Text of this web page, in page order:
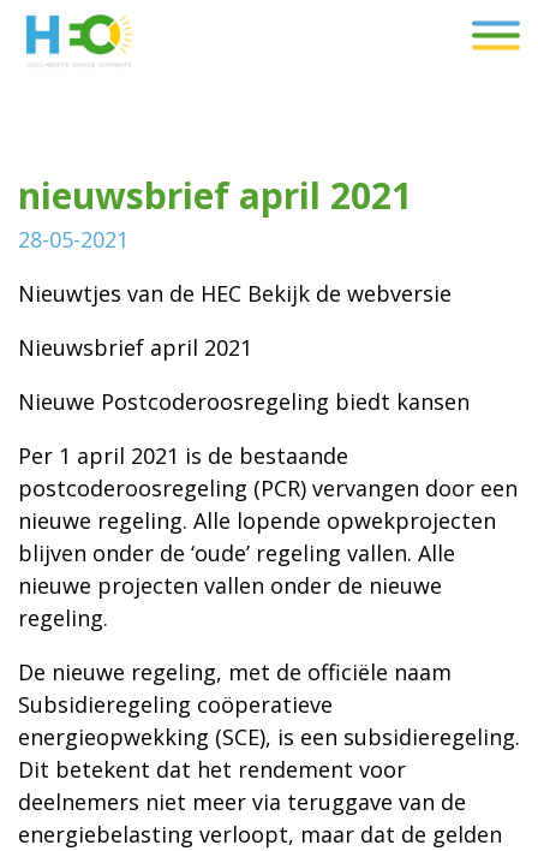
nieuwsbrief april 2021
28-05-2021
Nieuwtjes van de HEC Bekijk de webversie
Nieuwsbrief april 2021
Nieuwe Postcoderoosregeling biedt kansen
Per 1 april 2021 is de bestaande
postcoderoosregeling (PCR) vervangen door een
nieuwe regeling. Alle lopende opwekprojecten
blijven onder de ‘oude’ regeling vallen. Alle
nieuwe projecten vallen onder de nieuwe
regeling.
De nieuwe regeling, met de officiële naam
Subsidieregeling coöperatieve
energieopwekking (SCE), is een subsidieregeling.
Dit betekent dat het rendement voor
deelnemers niet meer via teruggave van de
energiebelasting verloopt, maar dat de gelden